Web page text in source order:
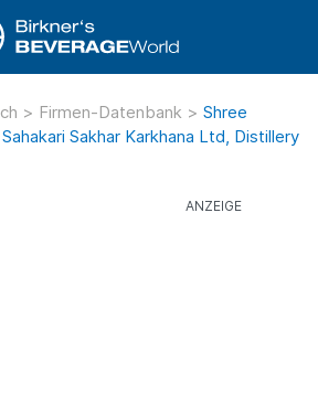
> Firmen-Datenbank > Shree
Sakhar Karkhana Ltd, Distillery